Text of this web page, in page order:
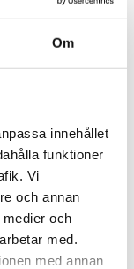
Om
innehållet
funktioner
Vi
och annan
och
med.
med annan
enklare modellen
LÄS MER